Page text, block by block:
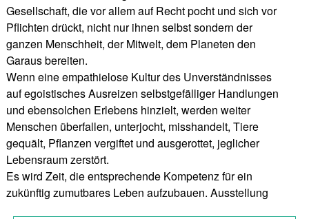
Gesellschaft, die vor allem auf Recht pocht und sich vor
Pflichten drückt, nicht nur ihnen selbst sondern der
ganzen Menschheit, der Mitwelt, dem Planeten den
Garaus bereiten.
Wenn eine empathielose Kultur des Unverständnisses
auf egoistisches Ausreizen selbstgefälliger Handlungen
und ebensolchen Erlebens hinzielt, werden weiter
Menschen überfallen, unterjocht, misshandelt, Tiere
gequält, Pflanzen vergiftet und ausgerottet, jeglicher
Lebensraum zerstört.
Es wird Zeit, die entsprechende Kompetenz für ein
zukünftig zumutbares Leben aufzubauen. Ausstellung